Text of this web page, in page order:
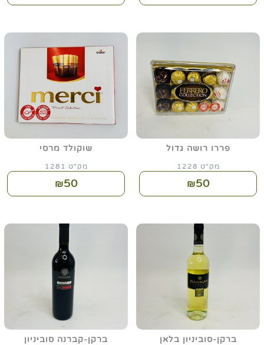
פררו רושה גדול
מק"ט 1228
₪50
שוקולד מרסי
מק"ט 1281
₪50
ברקן-סוביניון בלאן ברקן-קברנה סוביניון